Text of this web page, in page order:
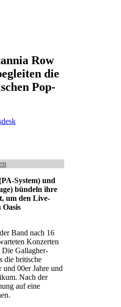
Row
die
Pop-
System) und
bündeln ihre
um den Live-
Band nach 16
Konzerten
Die Gallagher-
die britische
00er Jahre und
Nach der
auf eine